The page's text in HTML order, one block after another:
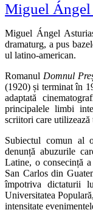
Miguel Ángel
Miguel Ángel
dramaturg, a pus
ul latino-american.
Romanul Domnul
(1920) și terminat în
adaptată
principalele limbi
scriitori care
Subiectul comun al
denunță abuzurile
Latine, o consecință
San Carlos din
împotriva dictaturii
Universitatea
intensitate